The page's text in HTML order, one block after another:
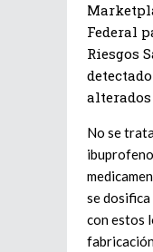
Federal
Riesgos
No se
se
con estos